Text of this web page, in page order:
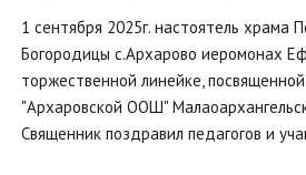
1 сентября 2025г. настоятель храма
Богородицы с.Архарово иеромонах
торжественной линейке,
"Архаровской ООШ"
Священник поздравил педагогов и